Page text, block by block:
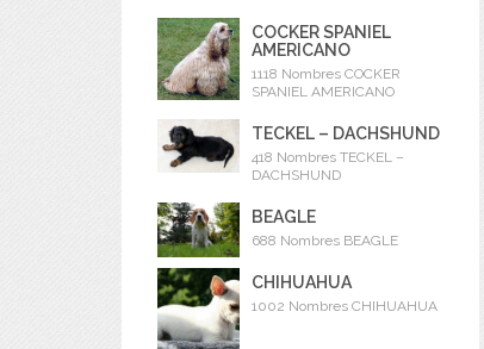
COCKER SPANIEL
AMERICANO
1118 Nombres COCKER
SPANIEL AMERICANO
TECKEL – DACHSHUND
418 Nombres TECKEL –
DACHSHUND
BEAGLE
688 Nombres BEAGLE
CHIHUAHUA
1002 Nombres CHIHUAHUA